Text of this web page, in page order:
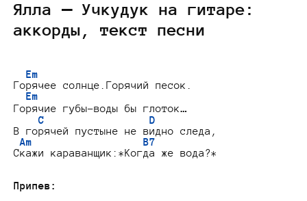
Ялла — Учкудук на гитаре:
аккорды, текст песни
Em
Горячее солнце.Горячий песок.
Em
Горячие губы-воды бы глоток…
C                 D
В горячей пустыне не видно следа,
Am                  B7
Скажи караванщик:*Когда же вода?*
Припев: